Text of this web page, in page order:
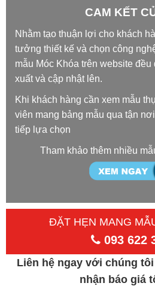
CAM KẾT
Nhằm tạo thuận lợi cho khách
tưởng thiết kế và chọn công
mẫu Móc Khóa trên website đều
xuất và cập nhật lên.
Khi khách hàng cần xem mẫu
viên mang bảng mẫu qua tận
tiếp lựa chọn
Tham khảo thêm nhiều
ĐẶT HẸN MANG
093 622
Liên hệ ngay với chúng
nhận báo giá